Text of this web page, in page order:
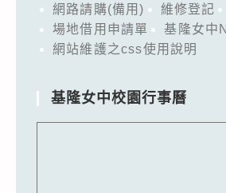
網路請購(備用)
維修登記
場地借用申請單
基隆女中
網站維護之css使用說明
基隆女中校園行事曆